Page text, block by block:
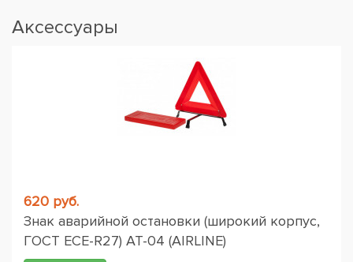
Аксессуары
620 руб.
Знак аварийной остановки (широкий корпус,
ГОСТ ЕСЕ-R27) AT-04 (AIRLINE)